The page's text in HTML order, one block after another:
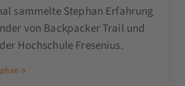
sammelte Stephan Erfahrung
von Backpacker Trail und
Hochschule Fresenius.